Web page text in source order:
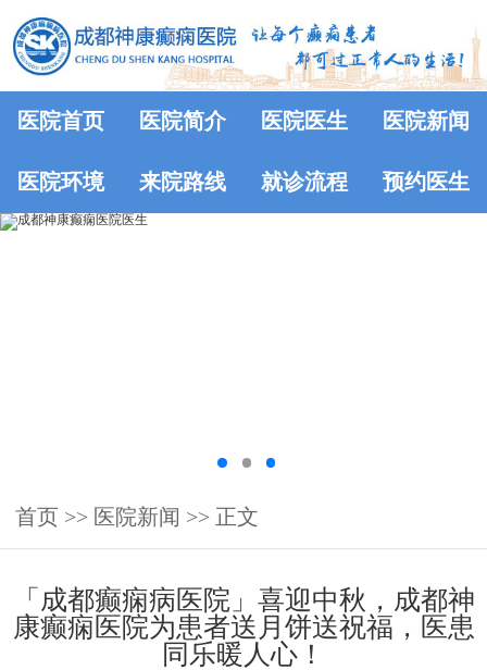
医院首页 医院简介 医院医生 医院新闻
医院环境 来院路线 就诊流程 预约医生
首页 >> 医院新闻 >> 正文
「成都癫痫病医院」喜迎中秋，成都神
康癫痫医院为患者送月饼送祝福，医患
同乐暖人心！